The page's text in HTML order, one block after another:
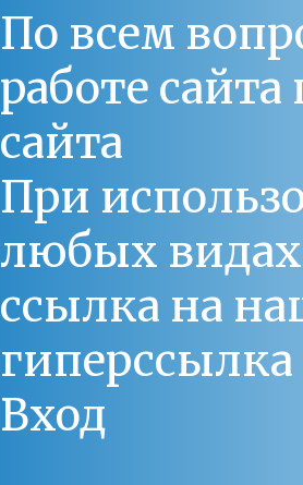
По всем
работе
сайта
При
любых
ссылка на
Вход